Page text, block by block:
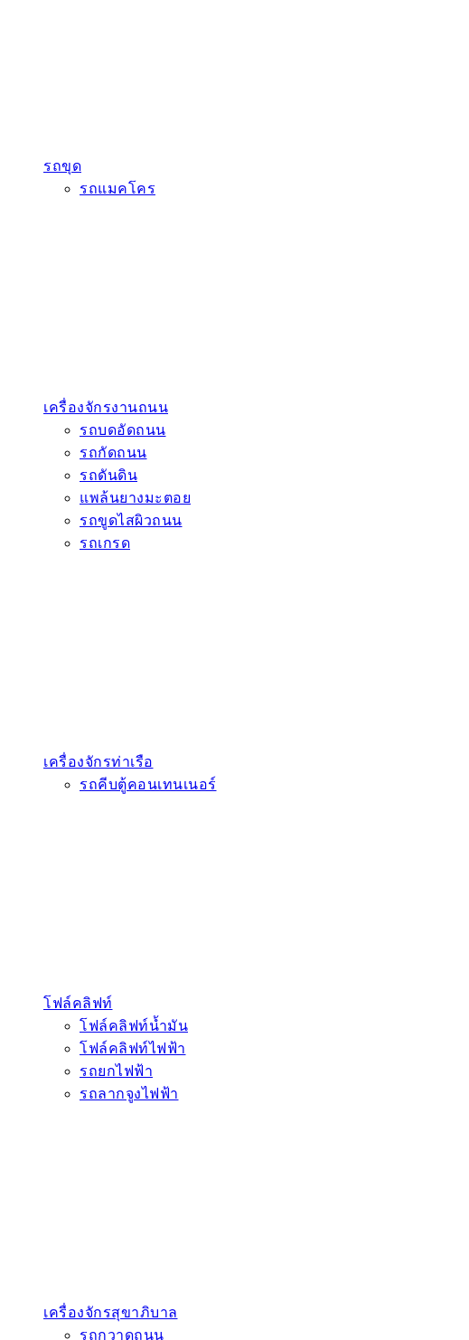
รถขุด
รถแมคโคร
เครื่องจักรงานถนน
รถบดอัดถนน
รถกัดถนน
รถดันดิน
แพล้นยางมะตอย
รถขูดไสผิวถนน
รถเกรด
เครื่องจักรท่าเรือ
รถคีบตู้คอนเทนเนอร์
โฟล์คลิฟท์
โฟล์คลิฟท์น้ำมัน
โฟล์คลิฟท์ไฟฟ้า
รถยกไฟฟ้า
รถลากจูงไฟฟ้า
เครื่องจักรสุขาภิบาล
รถกวาดถนน